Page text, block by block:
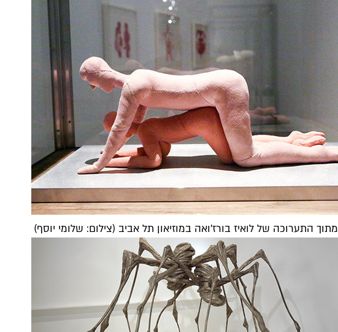
מתוך התערוכה של לואיז בורז'ואה במוזיאון תל אביב (צילום: שלומי יוסף)